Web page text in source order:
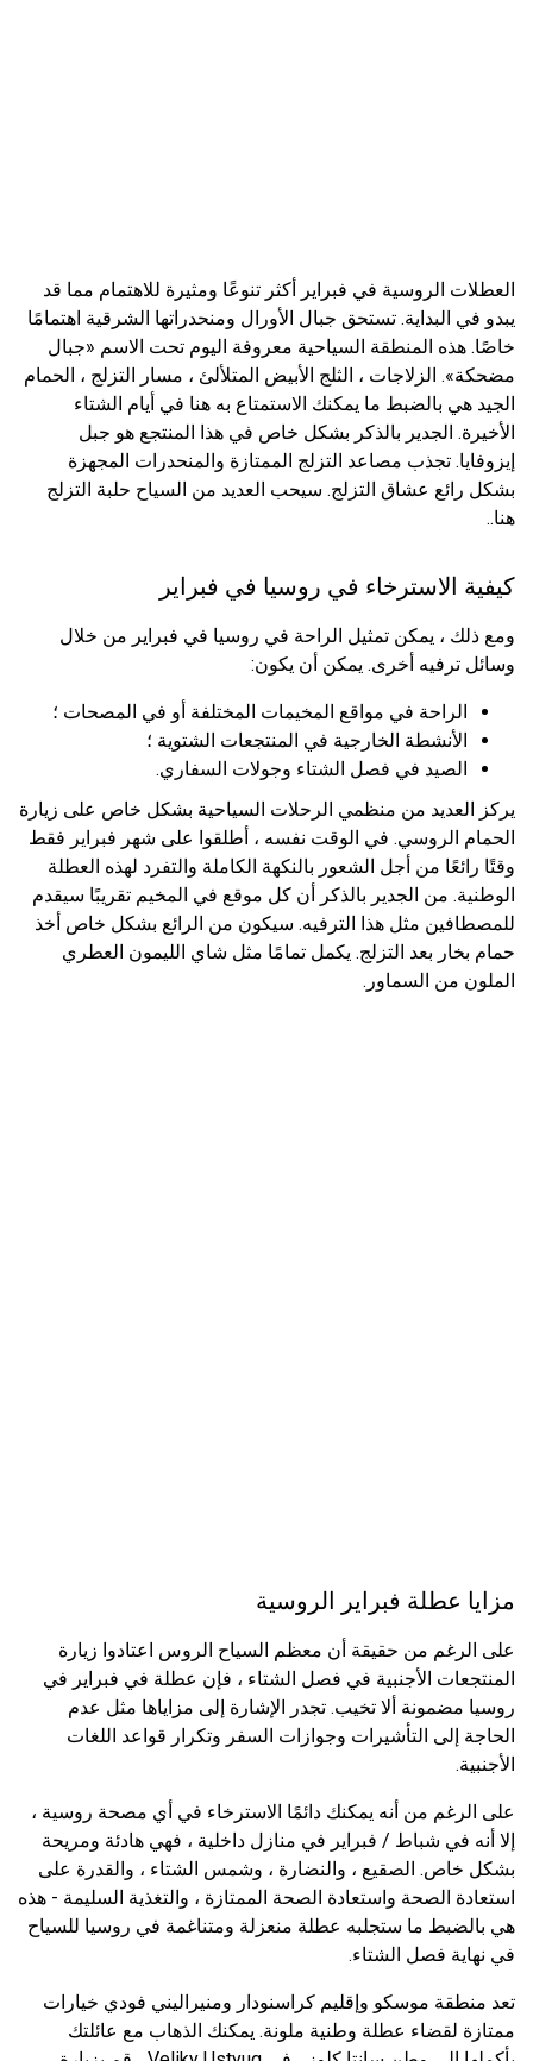
العطلات الروسية في فبراير أكثر تنوعًا ومثيرة للاهتمام مما قد
يبدو في البداية. تستحق جبال الأورال ومنحدراتها الشرقية اهتمامًا
خاصًا. هذه المنطقة السياحية معروفة اليوم تحت الاسم «جبال
مضحكة». الزلاجات ، الثلج الأبيض المتلألئ ، مسار التزلج ، الحمام
الجيد هي بالضبط ما يمكنك الاستمتاع به هنا في أيام الشتاء
الأخيرة. الجدير بالذكر بشكل خاص في هذا المنتجع هو جبل
إيزوفايا. تجذب مصاعد التزلج الممتازة والمنحدرات المجهزة
بشكل رائع عشاق التزلج. سيحب العديد من السياح حلبة التزلج
هنا..
كيفية الاسترخاء في روسيا في فبراير
ومع ذلك ، يمكن تمثيل الراحة في روسيا في فبراير من خلال
وسائل ترفيه أخرى. يمكن أن يكون:
الراحة في مواقع المخيمات المختلفة أو في المصحات ؛
الأنشطة الخارجية في المنتجعات الشتوية ؛
الصيد في فصل الشتاء وجولات السفاري.
يركز العديد من منظمي الرحلات السياحية بشكل خاص على زيارة
الحمام الروسي. في الوقت نفسه ، أطلقوا على شهر فبراير فقط
وقتًا رائعًا من أجل الشعور بالنكهة الكاملة والتفرد لهذه العطلة
الوطنية. من الجدير بالذكر أن كل موقع في المخيم تقريبًا سيقدم
للمصطافين مثل هذا الترفيه. سيكون من الرائع بشكل خاص أخذ
حمام بخار بعد التزلج. يكمل تمامًا مثل شاي الليمون العطري
الملون من السماور.
مزايا عطلة فبراير الروسية
على الرغم من حقيقة أن معظم السياح الروس اعتادوا زيارة
المنتجعات الأجنبية في فصل الشتاء ، فإن عطلة في فبراير في
روسيا مضمونة ألا تخيب. تجدر الإشارة إلى مزاياها مثل عدم
الحاجة إلى التأشيرات وجوازات السفر وتكرار قواعد اللغات
الأجنبية.
على الرغم من أنه يمكنك دائمًا الاسترخاء في أي مصحة روسية ،
إلا أنه في شباط / فبراير في منازل داخلية ، فهي هادئة ومريحة
بشكل خاص. الصقيع ، والنضارة ، وشمس الشتاء ، والقدرة على
استعادة الصحة واستعادة الصحة الممتازة ، والتغذية السليمة - هذه
هي بالضبط ما ستجلبه عطلة منعزلة ومتناغمة في روسيا للسياح
في نهاية فصل الشتاء.
تعد منطقة موسكو وإقليم كراسنودار ومنيراليني فودي خيارات
ممتازة لقضاء عطلة وطنية ملونة. يمكنك الذهاب مع عائلتك